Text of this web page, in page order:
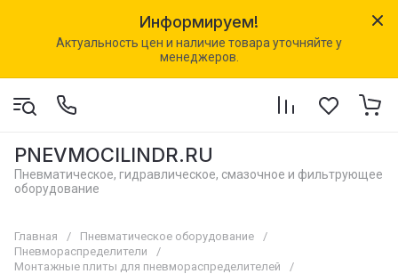
Информируем!
Актуальность цен и наличие товара уточняйте у
менеджеров.
PNEVMOCILINDR.RU
Пневматическое, гидравлическое, смазочное и фильтрующее
оборудование
Главная / Пневматическое оборудование
/
Пневмораспределители
/
Монтажные плиты для пневмораспределителей
/